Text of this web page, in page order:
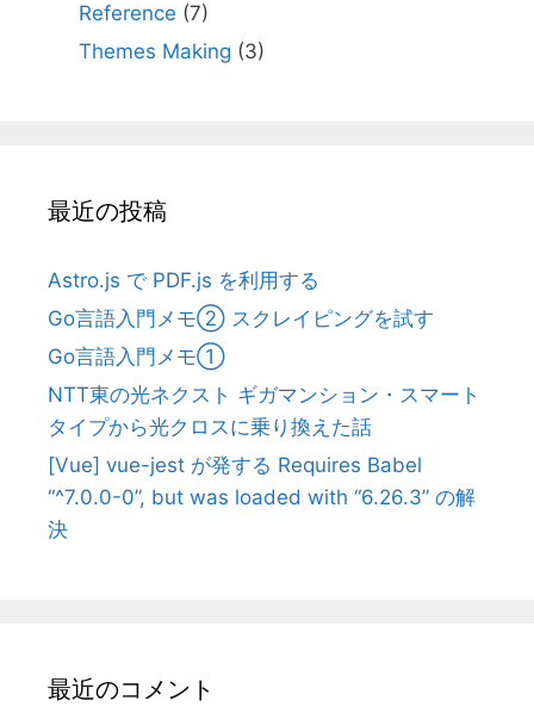
Reference (7)
Themes Making (3)
最近の投稿
Astro.js で PDF.js を利用する
Go言語入門メモ② スクレイピングを試す
Go言語入門メモ①
NTT東の光ネクスト ギガマンション・スマート
タイプから光クロスに乗り換えた話
[Vue] vue-jest が発する Requires Babel
“^7.0.0-0”, but was loaded with “6.26.3” の解
決
最近のコメント